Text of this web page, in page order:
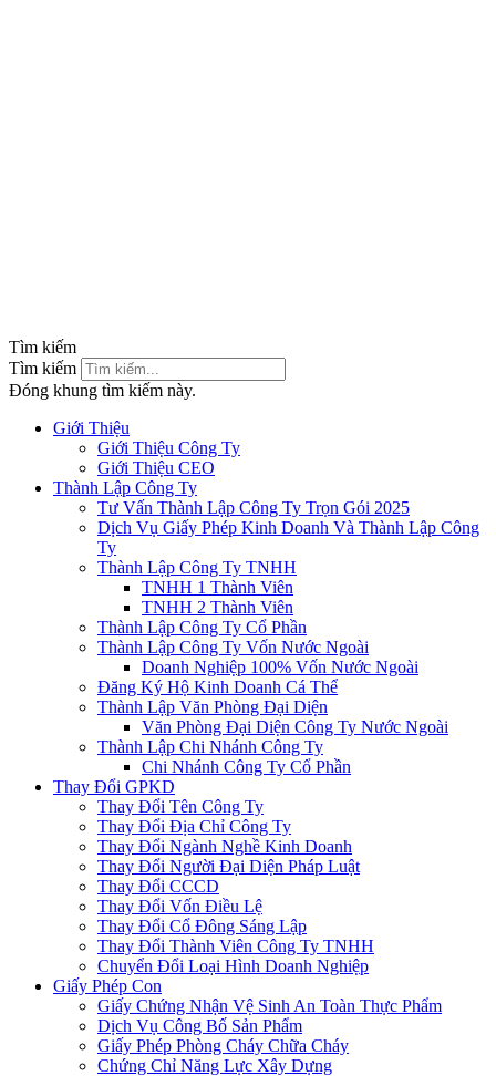
Tìm kiếm
Tìm kiếm
Đóng khung tìm kiếm này.
Giới Thiệu
Giới Thiệu Công Ty
Giới Thiệu CEO
Thành Lập Công Ty
Tư Vấn Thành Lập Công Ty Trọn Gói 2025
Dịch Vụ Giấy Phép Kinh Doanh Và Thành Lập Công
Ty
Thành Lập Công Ty TNHH
TNHH 1 Thành Viên
TNHH 2 Thành Viên
Thành Lập Công Ty Cổ Phần
Thành Lập Công Ty Vốn Nước Ngoài
Doanh Nghiệp 100% Vốn Nước Ngoài
Đăng Ký Hộ Kinh Doanh Cá Thể
Thành Lập Văn Phòng Đại Diện
Văn Phòng Đại Diện Công Ty Nước Ngoài
Thành Lập Chi Nhánh Công Ty
Chi Nhánh Công Ty Cổ Phần
Thay Đổi GPKD
Thay Đổi Tên Công Ty
Thay Đổi Địa Chỉ Công Ty
Thay Đổi Ngành Nghề Kinh Doanh
Thay Đổi Người Đại Diện Pháp Luật
Thay Đổi CCCD
Thay Đổi Vốn Điều Lệ
Thay Đổi Cổ Đông Sáng Lập
Thay Đổi Thành Viên Công Ty TNHH
Chuyển Đổi Loại Hình Doanh Nghiệp
Giấy Phép Con
Giấy Chứng Nhận Vệ Sinh An Toàn Thực Phẩm
Dịch Vụ Công Bố Sản Phẩm
Giấy Phép Phòng Cháy Chữa Cháy
Chứng Chỉ Năng Lực Xây Dựng